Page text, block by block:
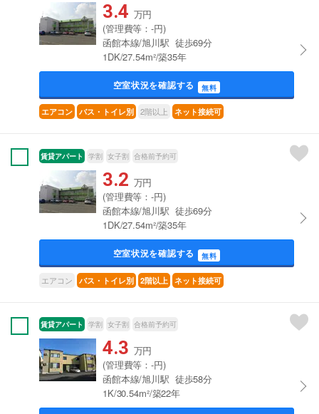
3.4 万円
(管理費等：-円)
函館本線/旭川駅 徒歩69分
1DK/27.54m²/築35年
空室状況を確認する 無料
エアコン バス・トイレ別 2階以上 ネット接続可
賃貸アパート 学割 女子割 合格前予約可
3.2 万円
(管理費等：-円)
函館本線/旭川駅 徒歩69分
1DK/27.54m²/築35年
空室状況を確認する 無料
エアコン バス・トイレ別 2階以上 ネット接続可
賃貸アパート 学割 女子割 合格前予約可
4.3 万円
(管理費等：-円)
函館本線/旭川駅 徒歩58分
1K/30.54m²/築22年